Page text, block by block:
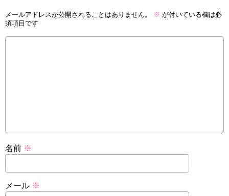
メールアドレスが公開されることはありません。 ※ が付いている欄は必
須項目です
名前 ※
メール ※